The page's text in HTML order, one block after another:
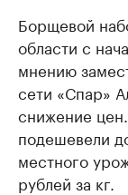
Борщевой
области с
мнению
сети «Спар»
снижение
подешевели
местного
рублей за кг.